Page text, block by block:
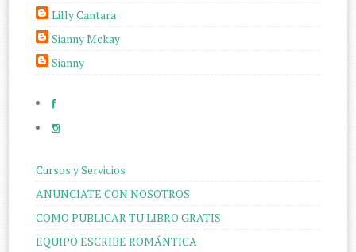
Lilly Cantara
Sianny Mckay
Sianny
Cursos y Servicios
ANUNCIATE CON NOSOTROS
COMO PUBLICAR TU LIBRO GRATIS
EQUIPO ESCRIBE ROMÁNTICA